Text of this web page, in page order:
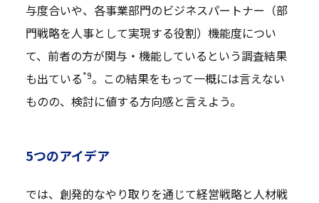
与度合いや、各事業部門のビジネスパートナー（部
門戦略を人事として実現する役割）機能度につい
て、前者の方が関与・機能しているという調査結果
も出ている*9。この結果をもって一概には言えない
ものの、検討に値する方向感と言えよう。
5つのアイデア
では、創発的なやり取りを通じて経営戦略と人材戦